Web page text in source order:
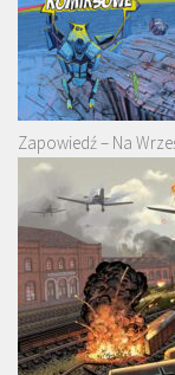
Zapowiedź – Na